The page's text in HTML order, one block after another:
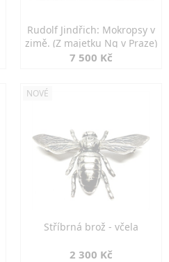
Rudolf Jindřich: Mokropsy v
zimě. (Z majetku Ng v Praze)
7 500 Kč
NOVÉ
Stříbrná brož - včela
2 300 Kč